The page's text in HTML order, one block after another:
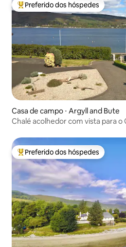
Entre os melhores preferidos dos
Preferido dos hóspedes
Casa de campo ⋅ Argyll and Bute
Chalé acolhedor com vista para o
Entre os melhores preferidos dos
Preferido dos hóspedes